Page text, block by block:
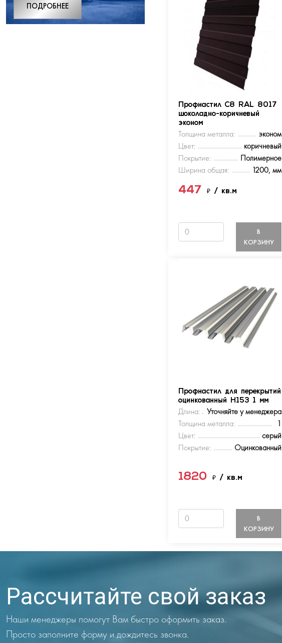
ПОДРОБНЕЕ
Профнастил С8 RAL 8017
шоколадно-коричневый
эконом
Толщина металла:
эконом
Цвет:
коричневый
Покрытие:
Полимерное
Ширина общая:
1200, мм
447₽/ кв.м
В
КОРЗИНУ
Профнастил для перекрытий
оцинкованный Н153 1 мм
Длина:
Уточняйте у менеджера
Толщина металла:
1
Цвет:
серый
Покрытие:
Оцинкованный
1820₽/ кв.м
В
КОРЗИНУ
Рассчитайте свой заказ
Наши менеджеры помогут Вам быстро оформить заказ.
Просто заполните форму и дождитесь звонка.